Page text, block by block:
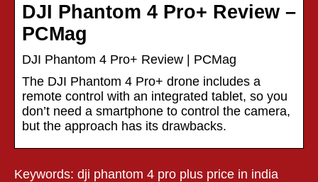
DJI Phantom 4 Pro+ Review –
PCMag
DJI Phantom 4 Pro+ Review | PCMag
The DJI Phantom 4 Pro+ drone includes a
remote control with an integrated tablet, so you
don’t need a smartphone to control the camera,
but the approach has its drawbacks.
Keywords: dji phantom 4 pro plus price in india